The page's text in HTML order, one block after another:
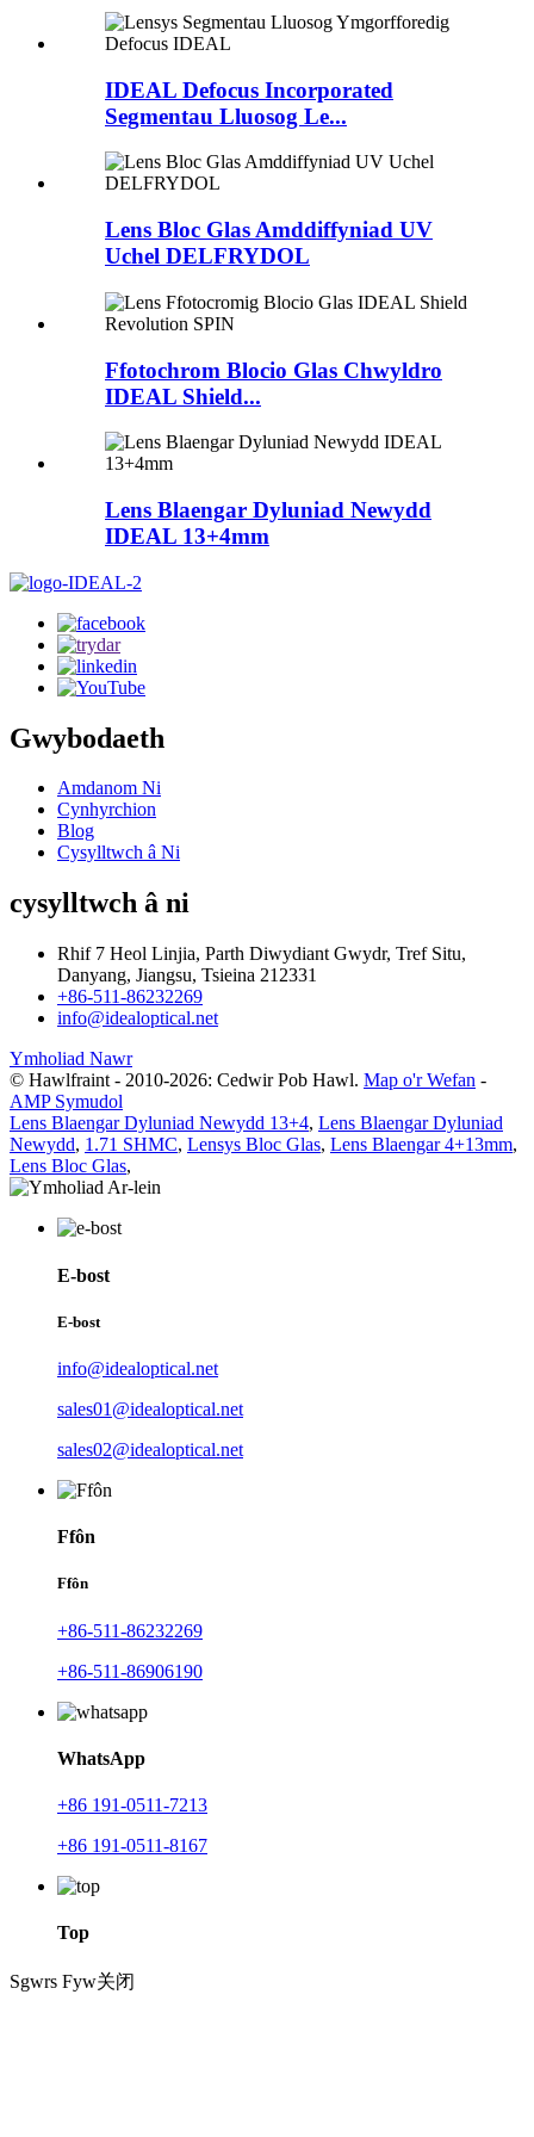
IDEAL Defocus Incorporated
Segmentau Lluosog Le...
Lens Bloc Glas Amddiffyniad UV
Uchel DELFRYDOL
Ffotochrom Blocio Glas Chwyldro
IDEAL Shield...
Lens Blaengar Dyluniad Newydd
IDEAL 13+4mm
Gwybodaeth
Amdanom Ni
Cynhyrchion
Blog
Cysylltwch â Ni
cysylltwch â ni
Rhif 7 Heol Linjia, Parth Diwydiant Gwydr, Tref Situ,
Danyang, Jiangsu, Tsieina 212331
+86-511-86232269
info@idealoptical.net
Ymholiad Nawr
© Hawlfraint - 2010-2026: Cedwir Pob Hawl. Map o'r Wefan -
AMP Symudol
Lens Blaengar Dyluniad Newydd 13+4, Lens Blaengar Dyluniad
Newydd, 1.71 SHMC, Lensys Bloc Glas, Lens Blaengar 4+13mm,
Lens Bloc Glas,
E-bost
E-bost
info@idealoptical.net
sales01@idealoptical.net
sales02@idealoptical.net
Ffôn
Ffôn
+86-511-86232269
+86-511-86906190
WhatsApp
+86 191-0511-7213
+86 191-0511-8167
Top
Sgwrs Fyw关闭